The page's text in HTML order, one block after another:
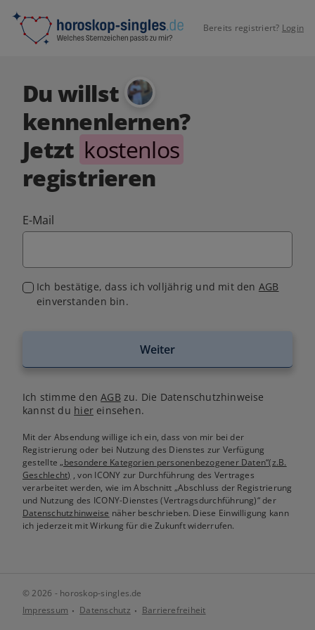
Bereits registriert? Login
Du willst
kennenlernen?
Jetzt kostenlos
registrieren
E-Mail
Ich bestätige, dass ich volljährig und mit den AGB
einverstanden bin.
Weiter
Ich stimme denAGB zu. Die Datenschutzhinweise
kannst du hiereinsehen.
Mit der Absendung willige ich ein, dass von mir bei der
Registrierung oder bei Nutzung des Dienstes zur Verfügung
gestellte„besondere Kategorien personenbezogener Daten“(z.B.
Geschlecht) , von ICONY zur Durchführung des Vertrages
verarbeitet werden, wie im Abschnitt „Abschluss der Registrierung
und Nutzung des ICONY-Dienstes (Vertragsdurchführung)“ der
Datenschutzhinweise näher beschrieben. Diese Einwilligung kann
ich jederzeit mit Wirkung für die Zukunft widerrufen.
© 2026 - horoskop-singles.de
Impressum
Datenschutz Barrierefreiheit